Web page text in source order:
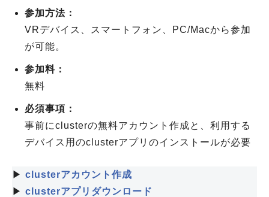
参加方法：
VRデバイス、スマートフォン、PC/Macから参加
が可能。
参加料：
無料
必須事項：
事前にclusterの無料アカウント作成と、利用する
デバイス用のclusterアプリのインストールが必要
▶ clusterアカウント作成
▶ clusterアプリダウンロード